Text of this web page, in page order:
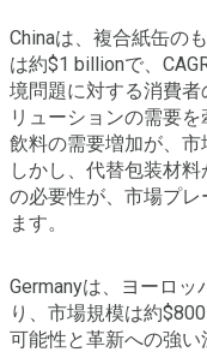
Chinaは、複合紙缶の
は約$1 billionで、
境問題に対する消費
リューションの需要
飲料の需要増加が、市
しかし、代替包装材
の必要性が、市場プ
ます。
Germanyは、ヨーロ
り、市場規模は約
可能性と革新への強